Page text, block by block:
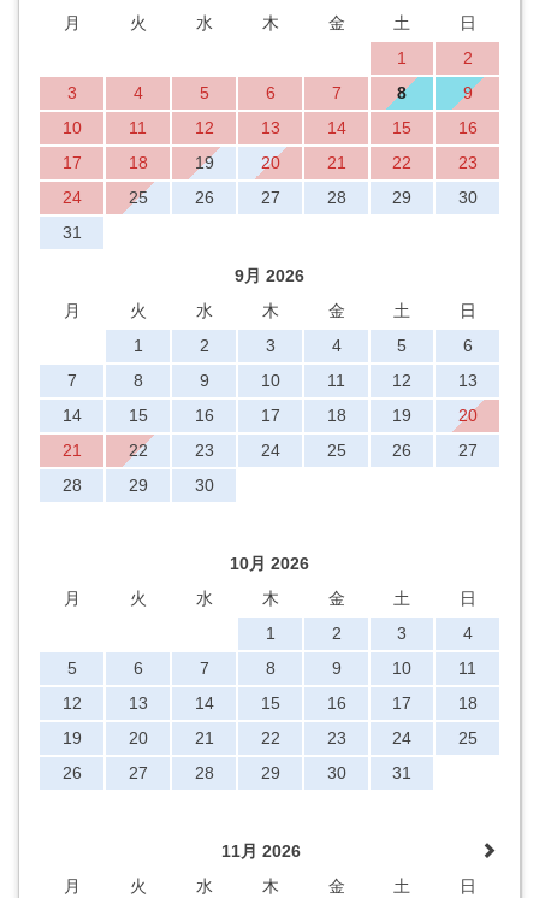
月
火 水 木 金 土
日
1
2
3
4 5 6 7 8
9
10
11 12 13 14 15
16
17
18 19 20 21 22
23
24
25 26 27 28 29
30
31
9月 2026
月
火 水 木 金 土
日
1
2 3 4 5
6
7
8 9 10 11 12
13
14
15 16 17 18 19
20
21
22 23 24 25 26
27
28
29 30
10月 2026
月
火 水 木 金 土
日
1
2 3
4
5
6 7 8 9 10
11
12
13 14 15 16 17
18
19
20 21 22 23 24
25
26
27 28 29 30 31
11月 2026
月
火 水 木 金 土
日